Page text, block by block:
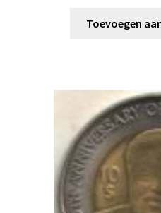
Toevoegen